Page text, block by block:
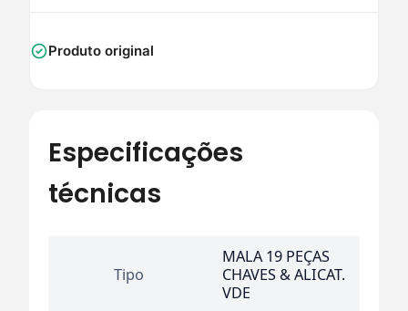
Produto original
Especificações
técnicas
Tipo
MALA 19 PEÇAS
CHAVES & ALICAT.
VDE